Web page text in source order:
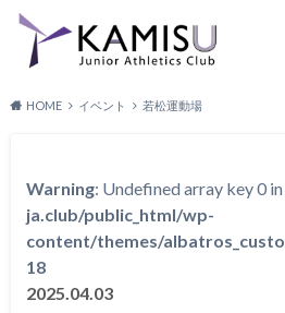
HOME イベント 若松運動場
Warning: Undefined array key 0 in
ja.club/public_html/wp-
content/themes/
18
2025.04.03